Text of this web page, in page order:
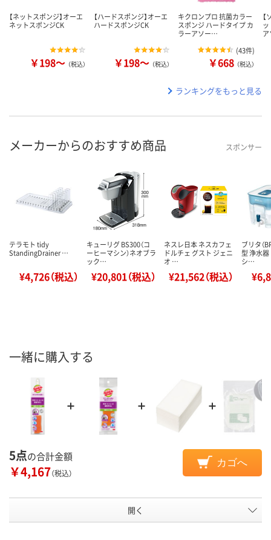
【ネットスポンジ】オーエ
ネットスポンジCK
￥198～ （税込）
【ハードスポンジ】オーエ
ハードスポンジCK
￥198～ （税込）
キクロンプロ 抗菌カラー
スポンジ ハードタイプ カ
ラーアソー…
(43件)
￥668 （税込）
ランキングをもっと見る
メーカーからのおすすめ商品 スポンサー
テラモト tidy
StandingDrainer …
¥4,726（税込）
キューリグ BS300（コ
ーヒーマシン）ネオブラ
ック…
¥20,801（税込）
ネスレ日本 ネスカフェ
ドルチェ グスト ジェニ
オ …
¥21,562（税込）
ブリタ（
型 浄水
シ…
一緒に購入する
5点の合計金額
￥4,167（税込）
カゴへ
開く